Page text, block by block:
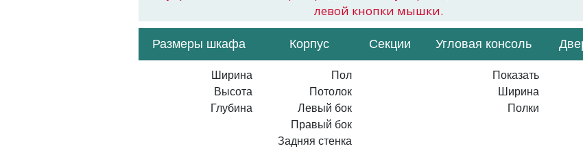
левой кнопки мышки.
Размеры шкафа Корпус Секции Угловая консоль
Ширина
Высота
Глубина
Пол
Потолок
Левый бок
Правый бок
Задняя стенка
Показать
Ширина
Полки